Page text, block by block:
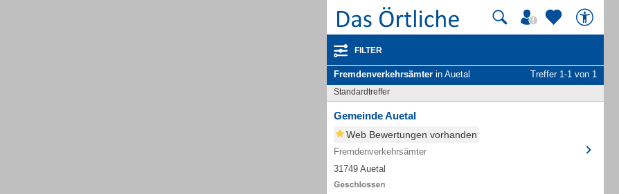
FILTER
Fremdenverkehrsämter in Auetal Treffer 1-1 von 1
Standardtreffer
Gemeinde Auetal
Web Bewertungen vorhanden
Fremdenverkehrsämter
31749 Auetal